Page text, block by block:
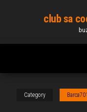
content
club sa
Category